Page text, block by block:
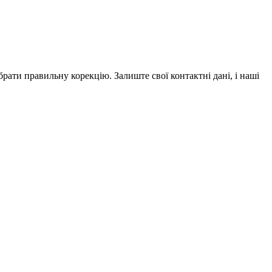
правильну корекцію. Залиште свої контактні дані, і наші